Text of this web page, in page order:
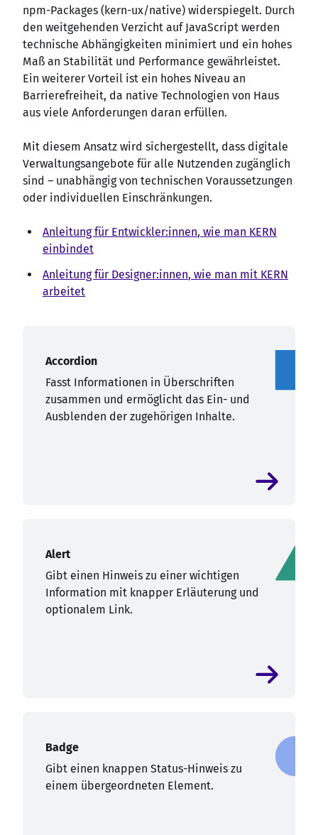
npm-Packages (kern-ux/native) widerspiegelt. Durch
den weitgehenden Verzicht auf JavaScript werden
technische Abhängigkeiten minimiert und ein hohes
Maß an Stabilität und Performance gewährleistet.
Ein weiterer Vorteil ist ein hohes Niveau an
Barrierefreiheit, da native Technologien von Haus
aus viele Anforderungen daran erfüllen.
Mit diesem Ansatz wird sichergestellt, dass digitale
Verwaltungsangebote für alle Nutzenden zugänglich
sind – unabhängig von technischen Voraussetzungen
oder individuellen Einschränkungen.
Anleitung für Entwickler:innen, wie man KERN
einbindet
Anleitung für Designer:innen, wie man mit KERN
arbeitet
Accordion
Fasst Informationen in Überschriften
zusammen und ermöglicht das Ein- und
Ausblenden der zugehörigen Inhalte.
Alert
Gibt einen Hinweis zu einer wichtigen
Information mit knapper Erläuterung und
optionalem Link.
Badge
Gibt einen knappen Status-Hinweis zu
einem übergeordneten Element.